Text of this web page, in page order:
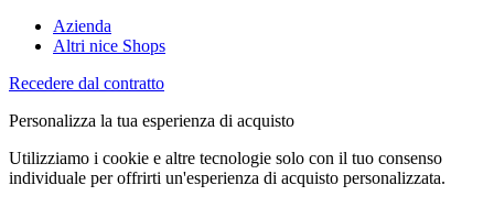
Azienda
Altri nice Shops
Recedere dal contratto
Personalizza la tua esperienza di acquisto
Utilizziamo i cookie e altre tecnologie solo con il tuo consenso
individuale per offrirti un'esperienza di acquisto personalizzata.